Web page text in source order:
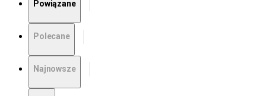
Powiązane
Polecane
Najnowsze